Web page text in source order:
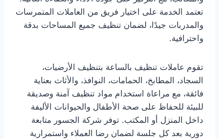
تعتمد الخدمة على اختيار فريق من العاملات المتمرسات
والمدربات جيدًا، لضمان تنظيف جميع المساحات بدقة
واحترافية.
تقوم عاملات تنظيف بالساعة بتنظيف الأرضيات،
السجاد، المطابخ، الحمامات، النوافذ، والأثاث بعناية
فائقة، مع مراعاة استخدام مواد تنظيف آمنة وصديقة
للبيئة للحفاظ على صحة الأطفال والحيوانات الأليفة
داخل المنزل أو المكتب. توفر شركة الجسور متابعة
دورية بعد كل جلسة لضمان رضا العملاء واستمرارية